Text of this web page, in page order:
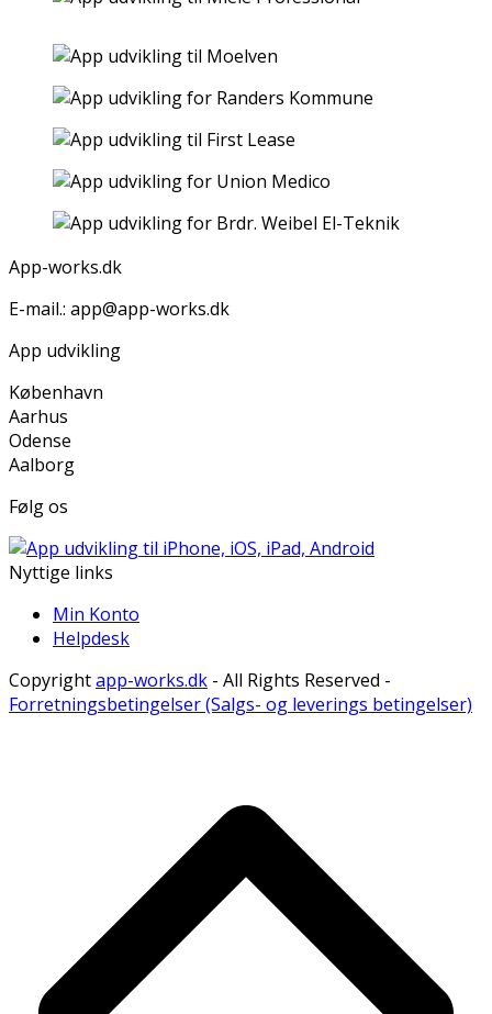
App-works.dk
E-mail.: app@app-works.dk
App udvikling
København
Aarhus
Odense
Aalborg
Følg os
Nyttige links
Min Konto
Helpdesk
Copyrightapp-works.dk - All Rights Reserved -
Forretningsbetingelser (Salgs- og leverings betingelser)